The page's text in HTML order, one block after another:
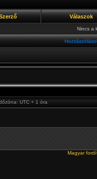
Válaszok
Nincs a
UTC + 1 óra
Magyar